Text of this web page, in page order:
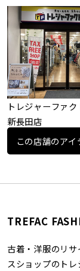
トレジャーファ
新長田店
この店舗のアイ
TREFAC
古着・洋服のリ
スショップのト